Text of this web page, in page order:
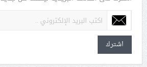
اشترك